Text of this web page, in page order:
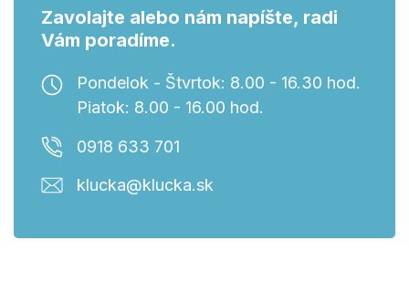
Zavolajte alebo nám napíšte, radi
Vám poradíme.
Pondelok - Štvrtok: 8.00 - 16.30 hod.
Piatok: 8.00 - 16.00 hod.
0918 633 701
klucka@klucka.sk